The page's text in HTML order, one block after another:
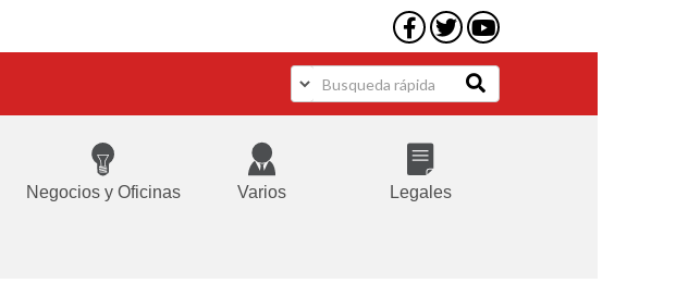
Negocios y Oficinas Varios Legales